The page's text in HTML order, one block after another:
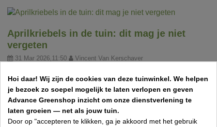
Aprilkriebels in de tuin: dit mag je niet
vergeten
31 Mar 2026,11:50 Vincent Van Kerschaver
Een frisse lentemaand betekent werk in de tuin! Ontdek
wat je in april zeker moet doen om je tuin gezond,...
Hoi daar! Wij zijn de cookies van deze tuinwinkel. We helpen
je bezoek zo soepel mogelijk te laten verlopen en geven
Advance Greenshop inzicht om onze dienstverlening te
laten groeien — net als jouw tuin.
Door op "accepteren te klikken, ga je akkoord met het gebruik